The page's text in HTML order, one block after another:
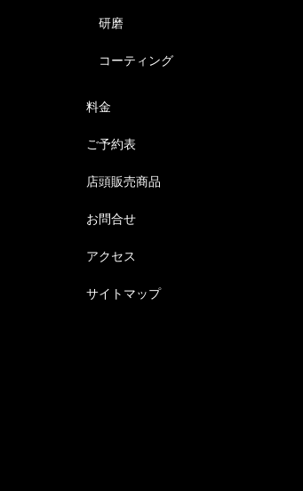
研磨
コーティング
料金
ご予約表
店頭販売商品
お問合せ
アクセス
サイトマップ